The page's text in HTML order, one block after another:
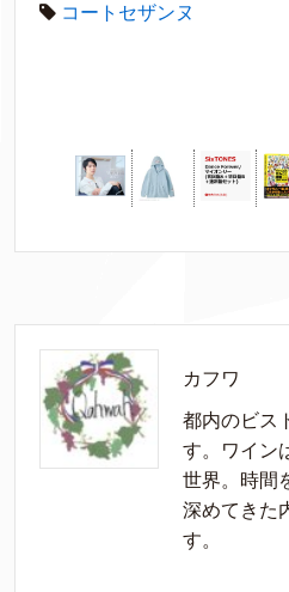
コートセザンヌ
カフワ
都内のビス
す。ワイン
世界。時間
深めてきた
す。